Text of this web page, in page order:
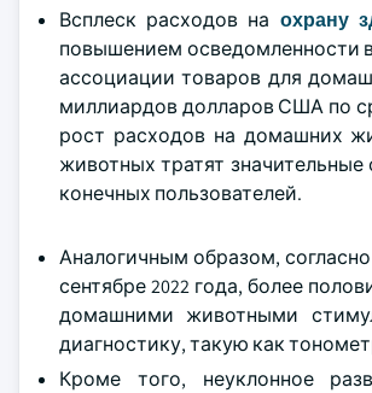
Всплеск расходов на охрану
повышением осведомленности
ассоциации товаров для
миллиардов долларов США по
рост расходов на домашних
животных тратят
конечных пользователей.
Аналогичным образом,
сентябре 2022 года, более
домашними животными
диагностику, такую как
Кроме того, неуклонное